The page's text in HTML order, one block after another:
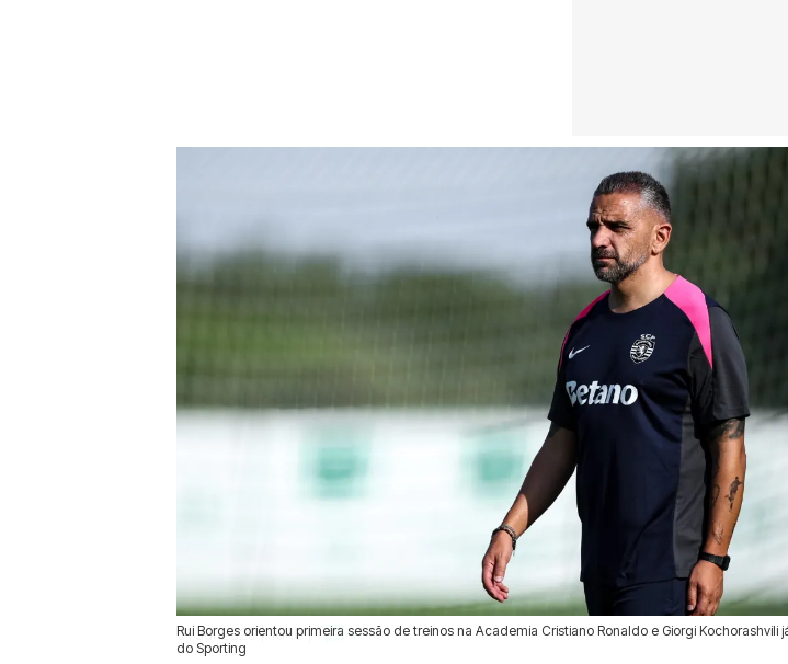
Rui Borges orientou primeira sessão de treinos na Academia Cristiano Ronaldo e Giorgi Kochorashvili
do Sporting
01 Jul 2025 | 16:10 | 0